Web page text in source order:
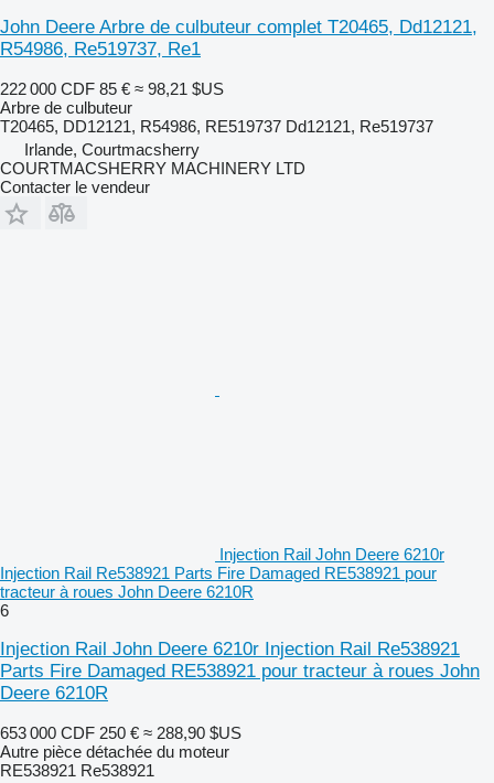
John Deere Arbre de culbuteur complet T20465, Dd12121,
R54986, Re519737, Re1
222 000 CDF 85 € ≈ 98,21 $US
Arbre de culbuteur
T20465, DD12121, R54986, RE519737 Dd12121, Re519737
Irlande, Courtmacsherry
COURTMACSHERRY MACHINERY LTD
Contacter le vendeur
Injection Rail John Deere 6210r
Injection Rail Re538921 Parts Fire Damaged RE538921 pour
tracteur à roues John Deere 6210R
6
Injection Rail John Deere 6210r Injection Rail Re538921
Parts Fire Damaged RE538921 pour tracteur à roues John
Deere 6210R
653 000 CDF 250 € ≈ 288,90 $US
Autre pièce détachée du moteur
RE538921 Re538921